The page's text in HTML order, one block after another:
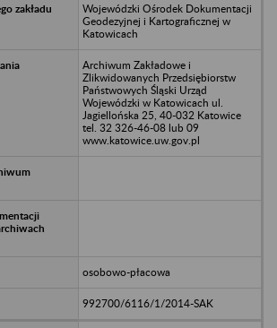
Wojewódzki Ośrodek Dokumentacji
Geodezyjnej i Kartograficznej w
Katowicach
Archiwum Zakładowe i
Zlikwidowanych Przedsiębiorstw
Państwowych Śląski Urząd
Wojewódzki w Katowicach ul.
Jagiellońska 25, 40-032 Katowice
tel. 32 326-46-08 lub 09
www.katowice.uw.gov.pl
osobowo-płacowa
992700/6116/1/2014-SAK